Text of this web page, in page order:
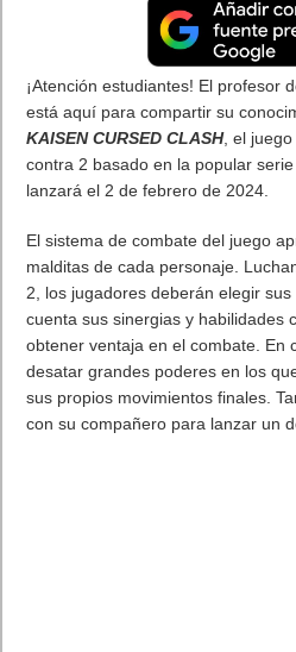
¡Atención estudiantes! El profesor
está aquí para compartir su
KAISEN CURSED CLASH, el
contra 2 basado en la popular
lanzará el 2 de febrero de 2024.
El sistema de combate del juego
malditas de cada personaje.
2, los jugadores deberán elegir
cuenta sus sinergias y habilidades
obtener ventaja en el combate. En
desatar grandes poderes en los
sus propios movimientos finales.
con su compañero para lanzar un